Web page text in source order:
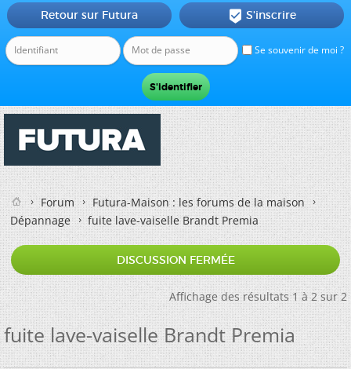
Se souvenir de moi ?
Retour sur Futura  S'inscrire
Forum
Futura-Maison : les forums de la maison
Dépannage
fuite lave-vaiselle Brandt Premia
DISCUSSION FERMÉE
Affichage des résultats 1 à 2 sur 2
fuite lave-vaiselle Brandt Premia